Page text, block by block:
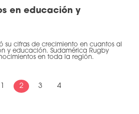
en educación y
su cifras de crecimiento en cuantos al
y educación. Sudamérica Rugby
en toda la región.
2 3 4